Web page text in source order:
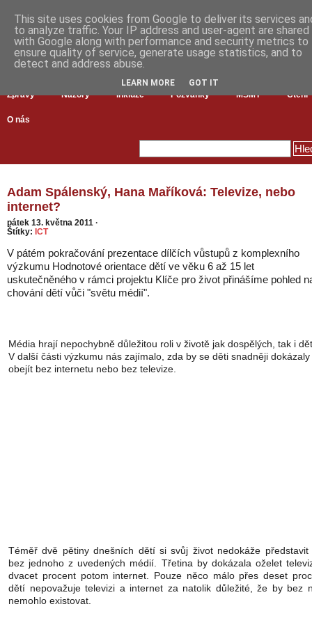
Zprávy Názory Inkluze Pozvánky MŠMT Čtení
O nás
Adam Spálenský, Hana Maříková: Televize, nebo
internet?
pátek 13. května 2011 ·
Štítky: ICT
V pátém pokračování prezentace dílčích vůstupů z komplexního
výzkumu Hodnotové orientace dětí ve věku 6 až 15 let
uskutečněného v rámci projektu Klíče pro život přinášíme pohled
chování dětí vůči "světu médií".
Média hrají nepochybně důležitou roli v životě jak dospělých, tak i
V další části výzkumu nás zajímalo, zda by se děti snadněji dokázaly
obejít bez internetu nebo bez televize.
Téměř dvě pětiny dnešních dětí si svůj život nedokáže představit
bez jednoho z uvedených médií. Třetina by dokázala oželet
dvacet procent potom internet. Pouze něco málo přes deset
dětí nepovažuje televizi a internet za natolik důležité, že by bez
nemohlo existovat.
This site uses cookies from Google to deliver its services
to analyze traffic. Your IP address and user-agent are shared
with Google along with performance and security metrics to
ensure quality of service, generate usage statistics, and to
detect and address abuse.
LEARN MORE GOT IT